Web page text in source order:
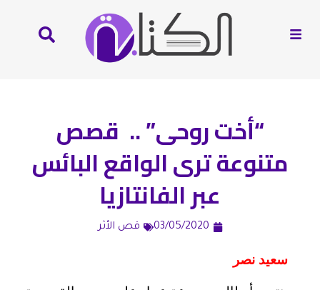
“أخت روحى” .. قصص
متنوعة ترى الواقع البائس
عبر الفانتازيا
03/05/2020 قص الأثر
سعيد نصر